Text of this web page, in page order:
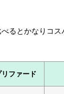
るとかなりコス
ファード